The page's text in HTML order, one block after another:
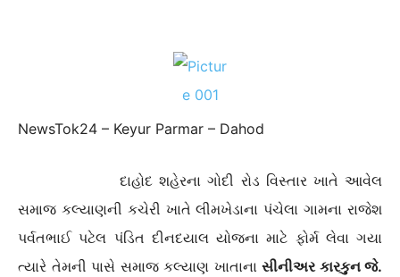
NewsTok24 – Keyur Parmar – Dahod
દાહોદ શહેરના ગોદી રોડ વિસ્તાર ખાતે આવેલ
સમાજ કલ્યાણની કચેરી ખાતે લીમખેડાના પંચેલા ગામના રાજેશ
પર્વતભાઈ પટેલ પંડિત દીનદયાલ યોજના માટે ફોર્મ લેવા ગયા
ત્યારે તેમની પાસે સમાજ કલ્યાણ ખાતાના સીનીઅર કારકુન જે.